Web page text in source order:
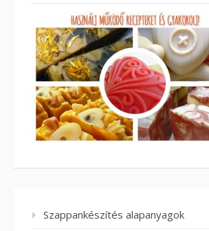
Szappankészítés alapanyagok